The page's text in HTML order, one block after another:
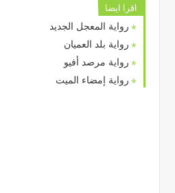
اقرا ايضا
رواية المعجل الجديد
رواية بلد العميان
رواية مرصد أفيو
رواية إمضاء الميت